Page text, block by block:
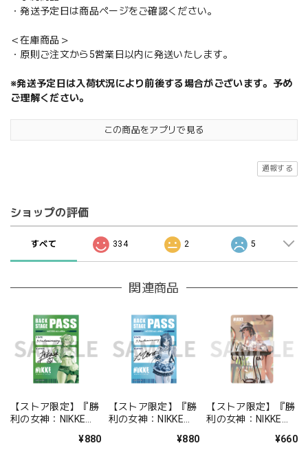
・発送予定日は商品ページをご確認ください。
＜在庫商品＞
・原則ご注文から5営業日以内に発送いたします。
※発送予定日は入荷状況により前後する場合がございます。予め
ご理解ください。
この商品をアプリで見る
通報する
ショップの評価
すべて 334 2 5
関連商品
【ストア限定】『勝
利の女神：NIKKE』
風ステッカーセット
¥880
【ストア限定】『勝
利の女神：NIKKE』
風ステッカーセット
¥880
【ストア限定】『勝
利の女神：NIKKE』
ステッカー ミルク¥660